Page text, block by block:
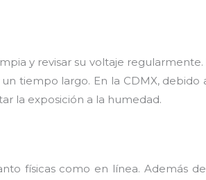
y revisar su voltaje
tiempo largo. En la CDMX,
la exposición a la humedad.
físicas como en línea. Además